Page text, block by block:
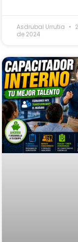
Asdrubal Urrutia
de 2024